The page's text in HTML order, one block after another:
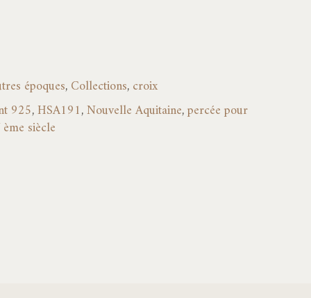
époques,Collections,croix
925,HSA191,Nouvelle Aquitaine,percée pour
siècle